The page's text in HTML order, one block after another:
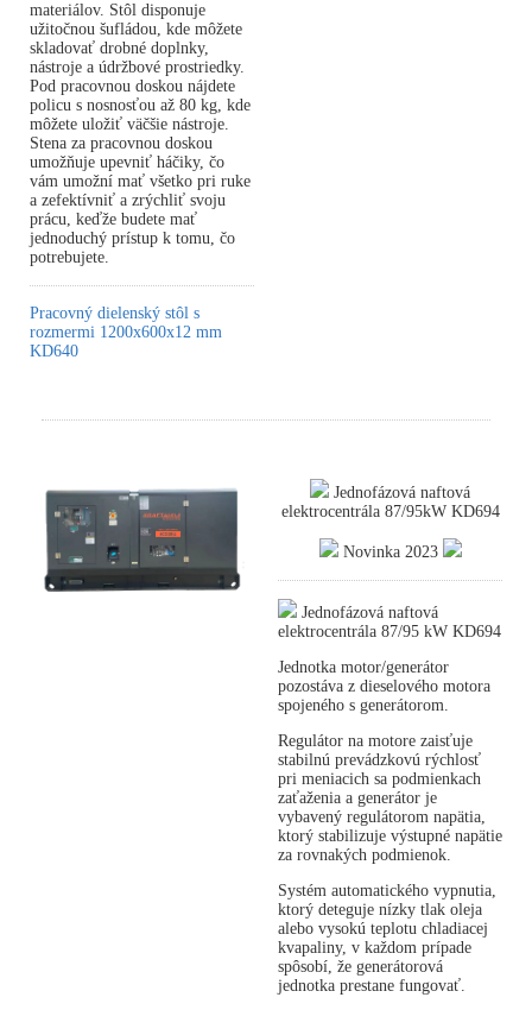
materiálov. Stôl disponuje
užitočnou šufládou, kde môžete
skladovať drobné doplnky,
nástroje a údržbové prostriedky.
Pod pracovnou doskou nájdete
policu s nosnosťou až 80 kg, kde
môžete uložiť väčšie nástroje.
Stena za pracovnou doskou
umožňuje upevniť háčiky, čo
vám umožní mať všetko pri ruke
a zefektívniť a zrýchliť svoju
prácu, keďže budete mať
jednoduchý prístup k tomu, čo
potrebujete.
Pracovný dielenský stôl s
rozmermi 1200x600x12 mm
KD640
Jednofázová naftová
elektrocentrála 87/95kW KD694
Novinka 2023
Jednofázová naftová
elektrocentrála 87/95 kW KD694
Jednotka motor/generátor
pozostáva z dieselového motora
spojeného s generátorom.
Regulátor na motore zaisťuje
stabilnú prevádzkovú rýchlosť
pri meniacich sa podmienkach
zaťaženia a generátor je
vybavený regulátorom napätia,
ktorý stabilizuje výstupné napätie
za rovnakých podmienok.
Systém automatického vypnutia,
ktorý deteguje nízky tlak oleja
alebo vysokú teplotu chladiacej
kvapaliny, v každom prípade
spôsobí, že generátorová
jednotka prestane fungovať.